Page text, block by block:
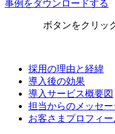
事例をダウンロードする
ボタンをクリッ
採用の理由と経緯
導入後の効果
導入サービス概要図
担当からのメッセー
お客さまプロフィー